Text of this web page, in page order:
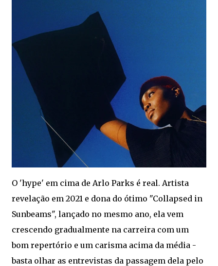
O 'hype' em cima de Arlo Parks é real. Artista
revelação em 2021 e dona do ótimo "Collapsed in
Sunbeams", lançado no mesmo ano, ela vem
crescendo gradualmente na carreira com um
bom repertório e um carisma acima da média -
basta olhar as entrevistas da passagem dela pelo